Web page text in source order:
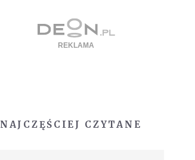
NAJCZĘŚCIEJ CZYTANE